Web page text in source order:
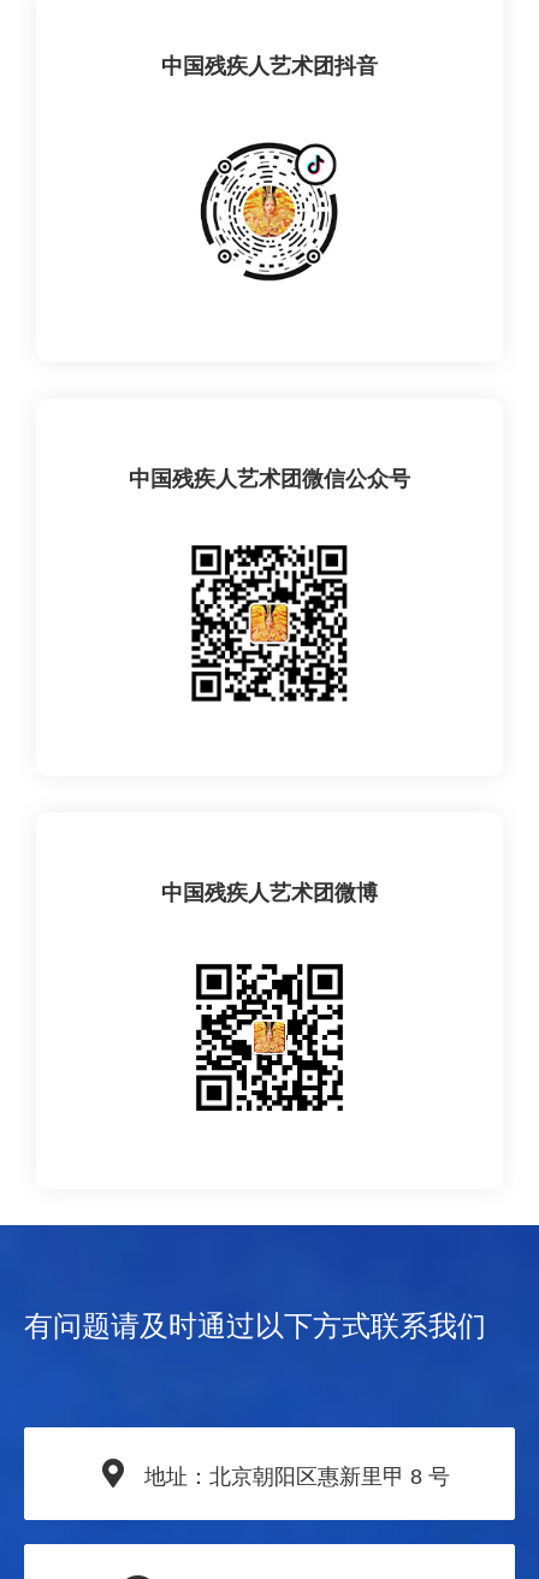
中国残疾人艺术团抖音
中国残疾人艺术团微信公众号
中国残疾人艺术团微博
有问题请及时通过以下方式联系我们
地址：北京朝阳区惠新里甲 8 号